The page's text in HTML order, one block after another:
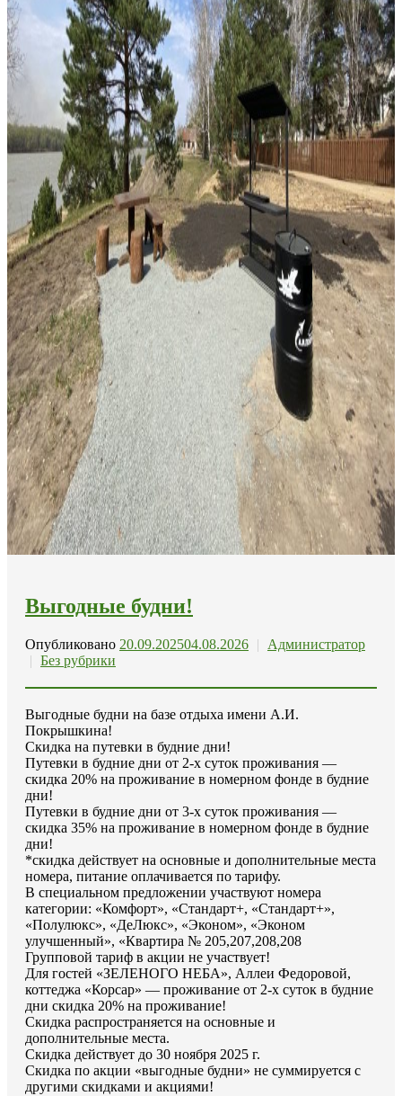
Выгодные будни!
Опубликовано 20.09.202504.08.2026 |
Администратор
| Без рубрики
Выгодные будни на базе отдыха имени А.И.
Покрышкина!
Скидка на путевки в будние дни!
Путевки в будние дни от 2-х суток проживания —
скидка 20% на проживание в номерном фонде в будние
дни!
Путевки в будние дни от 3-х суток проживания —
скидка 35% на проживание в номерном фонде в будние
дни!
*скидка действует на основные и дополнительные места
номера, питание оплачивается по тарифу.
В специальном предложении участвуют номера
категории: «Комфорт», «Стандарт+, «Стандарт+»,
«Полулюкс», «ДеЛюкс», «Эконом», «Эконом
улучшенный», «Квартира № 205,207,208,208
Групповой тариф в акции не участвует!
Для гостей «ЗЕЛЕНОГО НЕБА», Аллеи Федоровой,
коттеджа «Корсар» — проживание от 2-х суток в будние
дни скидка 20% на проживание!
Скидка распространяется на основные и
дополнительные места.
Скидка действует до 30 ноября 2025 г.
Скидка по акции «выгодные будни» не суммируется с
другими скидками и акциями!